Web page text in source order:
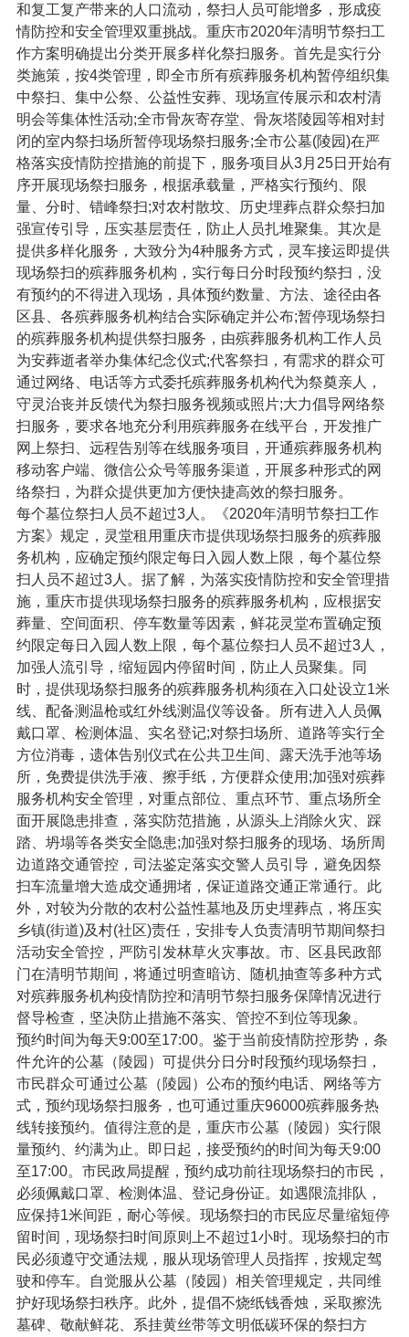
和复工复产带来的人口流动，祭扫人员可能增多，形成疫
情防控和安全管理双重挑战。重庆市2020年清明节祭扫工
作方案明确提出分类开展多样化祭扫服务。首先是实行分
类施策，按4类管理，即全市所有殡葬服务机构暂停组织集
中祭扫、集中公祭、公益性安葬、现场宣传展示和农村清
明会等集体性活动;全市骨灰寄存堂、骨灰塔陵园等相对封
闭的室内祭扫场所暂停现场祭扫服务;全市公墓(陵园)在严
格落实疫情防控措施的前提下，服务项目从3月25日开始有
序开展现场祭扫服务，根据承载量，严格实行预约、限
量、分时、错峰祭扫;对农村散坟、历史埋葬点群众祭扫加
强宣传引导，压实基层责任，防止人员扎堆聚集。其次是
提供多样化服务，大致分为4种服务方式，灵车接运即提供
现场祭扫的殡葬服务机构，实行每日分时段预约祭扫，没
有预约的不得进入现场，具体预约数量、方法、途径由各
区县、各殡葬服务机构结合实际确定并公布;暂停现场祭扫
的殡葬服务机构提供祭扫服务，由殡葬服务机构工作人员
为安葬逝者举办集体纪念仪式;代客祭扫，有需求的群众可
通过网络、电话等方式委托殡葬服务机构代为祭奠亲人，
守灵治丧并反馈代为祭扫服务视频或照片;大力倡导网络祭
扫服务，要求各地充分利用殡葬服务在线平台，开发推广
网上祭扫、远程告别等在线服务项目，开通殡葬服务机构
移动客户端、微信公众号等服务渠道，开展多种形式的网
络祭扫，为群众提供更加方便快捷高效的祭扫服务。
每个墓位祭扫人员不超过3人。《2020年清明节祭扫工作
方案》规定，灵堂租用重庆市提供现场祭扫服务的殡葬服
务机构，应确定预约限定每日入园人数上限，每个墓位祭
扫人员不超过3人。据了解，为落实疫情防控和安全管理措
施，重庆市提供现场祭扫服务的殡葬服务机构，应根据安
葬量、空间面积、停车数量等因素，鲜花灵堂布置确定预
约限定每日入园人数上限，每个墓位祭扫人员不超过3人，
加强人流引导，缩短园内停留时间，防止人员聚集。同
时，提供现场祭扫服务的殡葬服务机构须在入口处设立1米
线、配备测温枪或红外线测温仪等设备。所有进入人员佩
戴口罩、检测体温、实名登记;对祭扫场所、道路等实行全
方位消毒，遗体告别仪式在公共卫生间、露天洗手池等场
所，免费提供洗手液、擦手纸，方便群众使用;加强对殡葬
服务机构安全管理，对重点部位、重点环节、重点场所全
面开展隐患排查，落实防范措施，从源头上消除火灾、踩
踏、坍塌等各类安全隐患;加强对祭扫服务的现场、场所周
边道路交通管控，司法鉴定落实交警人员引导，避免因祭
扫车流量增大造成交通拥堵，保证道路交通正常通行。此
外，对较为分散的农村公益性墓地及历史埋葬点，将压实
乡镇(街道)及村(社区)责任，安排专人负责清明节期间祭扫
活动安全管控，严防引发林草火灾事故。市、区县民政部
门在清明节期间，将通过明查暗访、随机抽查等多种方式
对殡葬服务机构疫情防控和清明节祭扫服务保障情况进行
督导检查，坚决防止措施不落实、管控不到位等现象。
预约时间为每天9:00至17:00。鉴于当前疫情防控形势，条
件允许的公墓（陵园）可提供分日分时段预约现场祭扫，
市民群众可通过公墓（陵园）公布的预约电话、网络等方
式，预约现场祭扫服务，也可通过重庆96000殡葬服务热
线转接预约。值得注意的是，重庆市公墓（陵园）实行限
量预约、约满为止。即日起，接受预约的时间为每天9:00
至17:00。市民政局提醒，预约成功前往现场祭扫的市民，
必须佩戴口罩、检测体温、登记身份证。如遇限流排队，
应保持1米间距，耐心等候。现场祭扫的市民应尽量缩短停
留时间，现场祭扫时间原则上不超过1小时。现场祭扫的市
民必须遵守交通法规，服从现场管理人员指挥，按规定驾
驶和停车。自觉服从公墓（陵园）相关管理规定，共同维
护好现场祭扫秩序。此外，提倡不烧纸钱香烛，采取擦洗
墓碑、敬献鲜花、系挂黄丝带等文明低碳环保的祭扫方